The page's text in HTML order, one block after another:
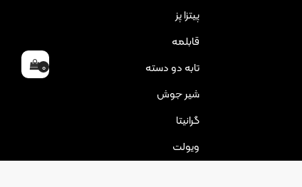
0
پیتزا پز
قابلمه
تابه دو دسته
شیر جوش
گرانیتا
ویولت